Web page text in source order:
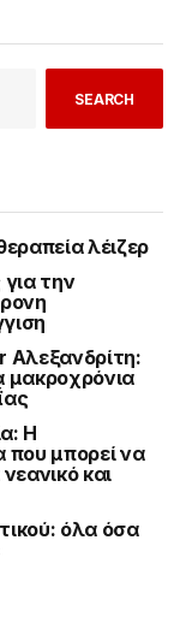
SEARCH
λέιζερ
για την
Αλεξανδρίτη:
μακροχρόνια
Η
που μπορεί να
και
όλα όσα